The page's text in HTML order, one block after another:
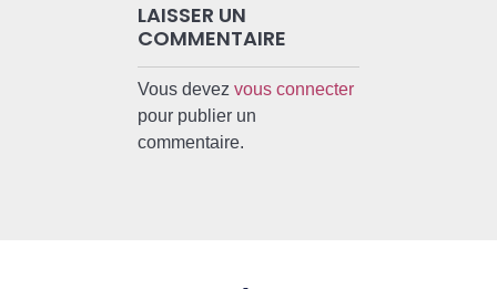
LAISSER UN
COMMENTAIRE
Vous devezvous connecter
pour publier un
commentaire.